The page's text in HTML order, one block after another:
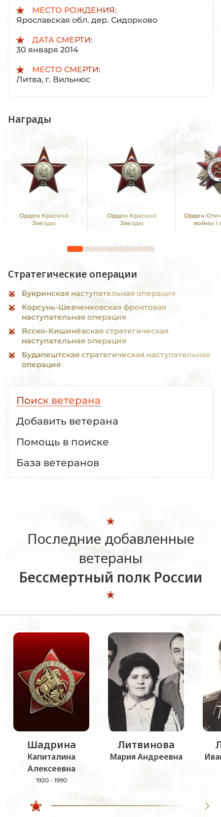
МЕСТО РОЖДЕНИЯ:
Ярославская обл. дер. Сидорково
ДАТА СМЕРТИ:
30 января 2014
МЕСТО СМЕРТИ:
Литва, г. Вильнюс
Награды
Орден Красной
Звезды
Орден Красной
Звезды
Орден
войны I
Стратегические операции
Букринская наступательная операция
Корсунь-Шевченковская фронтовая
наступательная операция
Ясско-Кишинёвская стратегическая
наступательная операция
Будапештская стратегическая наступательная
операция
Поиск ветерана
Добавить ветерана
Помощь в поиске
База ветеранов
Последние добавленные
ветераны
Бессмертный полк России
Шадрина
Капиталина
Алексеевна
1920 - 1990
Литвинова
Мария Андреевна